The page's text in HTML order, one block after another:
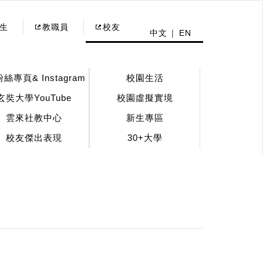
教職員 校友
中文 EN
絲專頁& Instagram
校園生活
奘大學YouTube
校園虛擬實境
雲來社教中心
新生專區
校友傑出表現 30+大學